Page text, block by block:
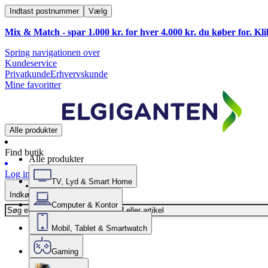
Indtast postnummer Vælg
Mix & Match - spar 1.000 kr. for hver 4.000 kr. du køber for.
Spring navigationen over
Kundeservice
PrivatkundeErhvervskunde
Mine favoritter
Alle produkter
Find butik
Log ind
Indkøbskurv
Alle produkter
TV, Lyd & Smart Home
Computer & Kontor
Mobil, Tablet & Smartwatch
Gaming